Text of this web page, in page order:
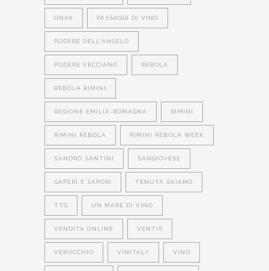
ONAV PASSAGGI DI VINO
PODERE DELL'ANGELO
PODERE VECCIANO REBOLA
REBOLA RIMINI
REGIONE EMILIA-ROMAGNA RIMINI
RIMINI REBOLA RIMINI REBOLA WEEK
SANDRO SANTINI SANGIOVESE
SAPERI E SAPORI TENUTA SAIANO
TTG UN MARE DI VINO
VENDITA ONLINE VENTIS
VERUCCHIO VINITALY VINO